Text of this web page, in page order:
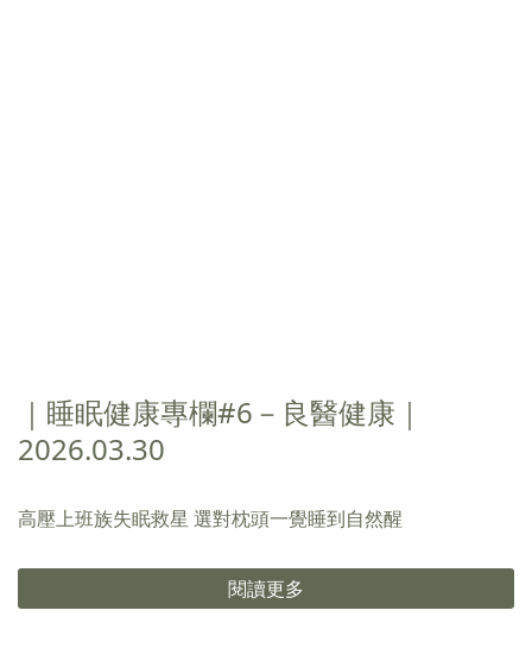
｜睡眠健康專欄#6－良醫健康｜
2026.03.30
高壓上班族失眠救星 選對枕頭一覺睡到自然醒
閱讀更多